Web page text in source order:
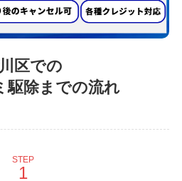
区での
駆除までの流れ
STEP